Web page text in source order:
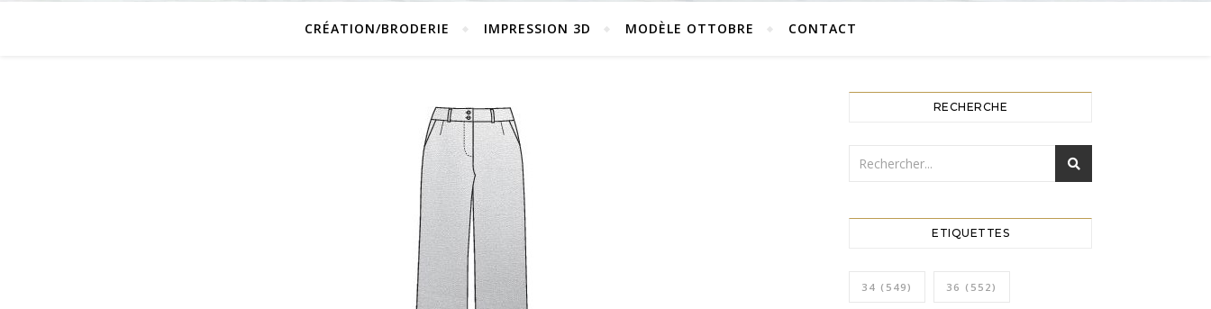
CRÉATION/BRODERIE IMPRESSION 3D MODÈLE OTTOBRE CONTACT
RECHERCHE
ETIQUETTES
34 (549) 36 (552)